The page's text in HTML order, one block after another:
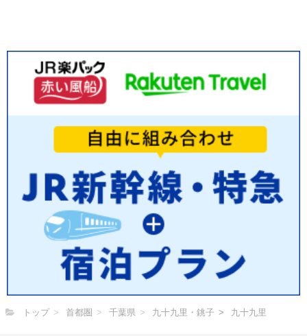
トップ 首都圏 千葉県 九十九里・銚子 九十九里